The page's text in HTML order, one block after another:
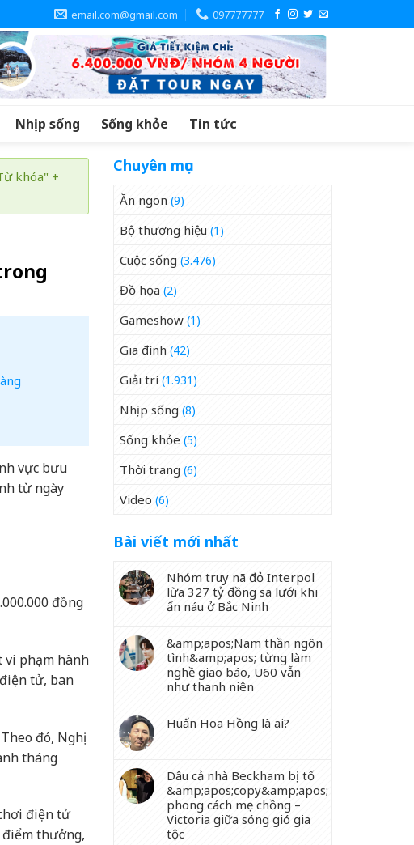
email.com@gmail.com 097777777
Nhịp sống Sống khỏe Tin tức
khóa" +
vực bưu
từ ngày
đồng
vi phạm hành
tử, ban
đó, Nghị
tháng
điện tử
thưởng,
Chuyên mục
Ăn ngon (9)
Bộ thương hiệu (1)
Cuộc sống (3.476)
Đồ họa (2)
Gameshow (1)
Gia đình (42)
Giải trí(1.931)
Nhịp sống (8)
Sống khỏe (5)
Thời trang (6)
Video (6)
Bài viết mới nhất
Nhóm truy nã đỏ Interpol
lừa 327 tỷ đồng sa lưới khi
ẩn náu ở Bắc Ninh
&amp;apos;Nam thần ngôn
tình&amp;apos; từng làm
nghề giao báo, U60 vẫn
như thanh niên
Huấn Hoa Hồng là ai?
Dâu cả nhà Beckham bị tố
&amp;apos;copy&amp;apos;
phong cách mẹ chồng –
Victoria giữa sóng gió gia
tộc